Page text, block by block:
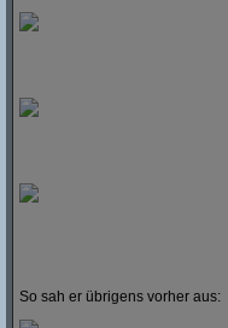
So sah er übrigens vorher aus: